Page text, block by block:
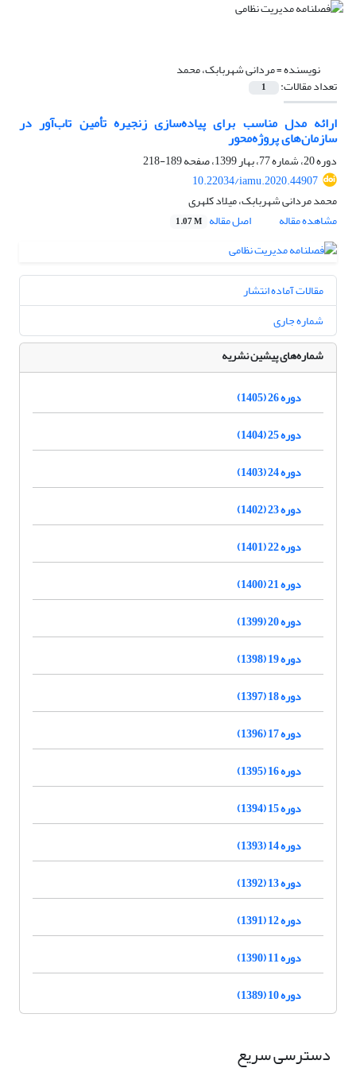
نویسنده =مردانی شهربابک، محمد
تعداد مقالات: 1
ارائه مدل مناسب برای پیاده‌سازی زنجیره تأمین تاب‌آور در
سازمان‌های پروژه‌محور
دوره 20، شماره 77، بهار 1399، صفحه
189-218
10.22034/iamu.2020.44907
محمد مردانی شهربابک، میلاد کلهری
مشاهده مقاله
اصل مقاله 1.07 M
مقالات آماده انتشار
شماره جاری
شماره‌های پیشین نشریه
دوره 26 (1405)
دوره 25 (1404)
دوره 24 (1403)
دوره 23 (1402)
دوره 22 (1401)
دوره 21 (1400)
دوره 20 (1399)
دوره 19 (1398)
دوره 18 (1397)
دوره 17 (1396)
دوره 16 (1395)
دوره 15 (1394)
دوره 14 (1393)
دوره 13 (1392)
دوره 12 (1391)
دوره 11 (1390)
دوره 10 (1389)
دسترسی سریع